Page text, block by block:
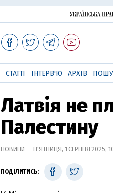
СТАТТІ ІНТЕРВ'Ю АРХІВ
Латвія не
Палестину
НОВИНИ — П'ЯТНИЦЯ, 1 СЕРПНЯ 2025,
ПОДІЛИТИСЬ: